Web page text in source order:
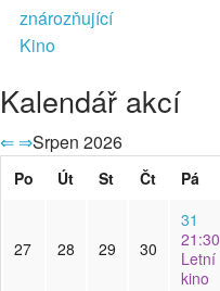
Kino
Kalendář akcí
⇐ ⇒Srpen 2026
Po Út St Čt Pá
27 28 29 30
31
21:30
Letní
kino